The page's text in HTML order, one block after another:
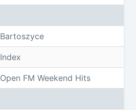
Bartoszyce
Index
Open FM Weekend Hits